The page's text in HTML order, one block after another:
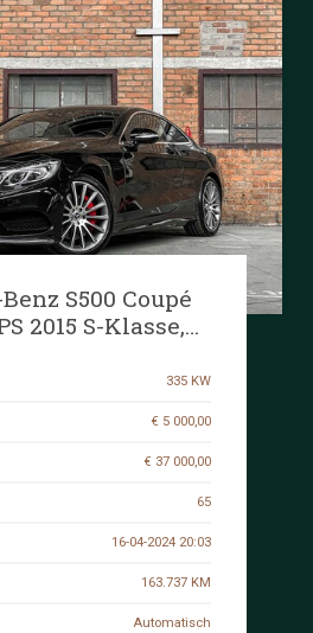
S500 Coupé
2015 S-Klasse,
335 KW
€ 5 000,00
€ 37 000,00
65
16-04-2024 20:03
163.737 KM
Automatisch